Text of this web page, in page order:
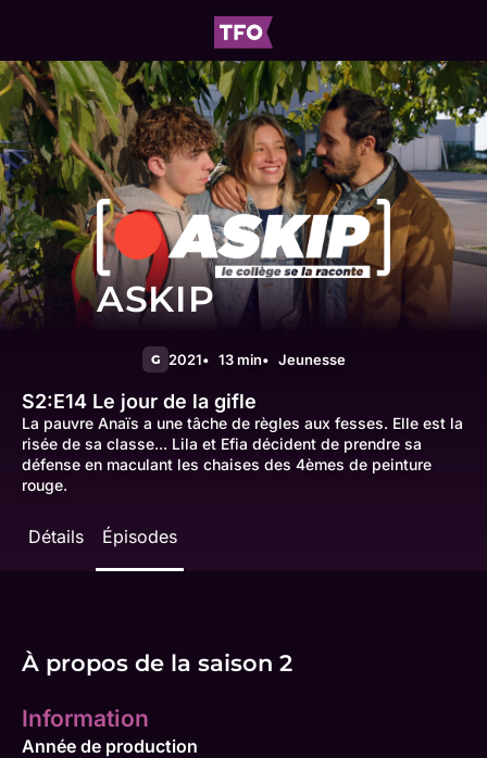
ASKIP
G 2021 13 min Jeunesse
S2:E14 Le jour de la gifle
La pauvre Anaïs a une tâche de règles aux fesses. Elle est la
risée de sa classe... Lila et Efia décident de prendre sa
défense en maculant les chaises des 4èmes de peinture
rouge.
Détails Épisodes
À propos de la saison 2
Information
Année de production